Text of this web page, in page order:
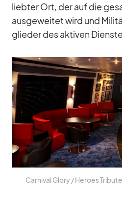
lieb­ter Ort, der auf die
aus­ge­wei­tet wird und
glie­der des ak­ti­ven
Car­ni­val Glory /​ He­roes